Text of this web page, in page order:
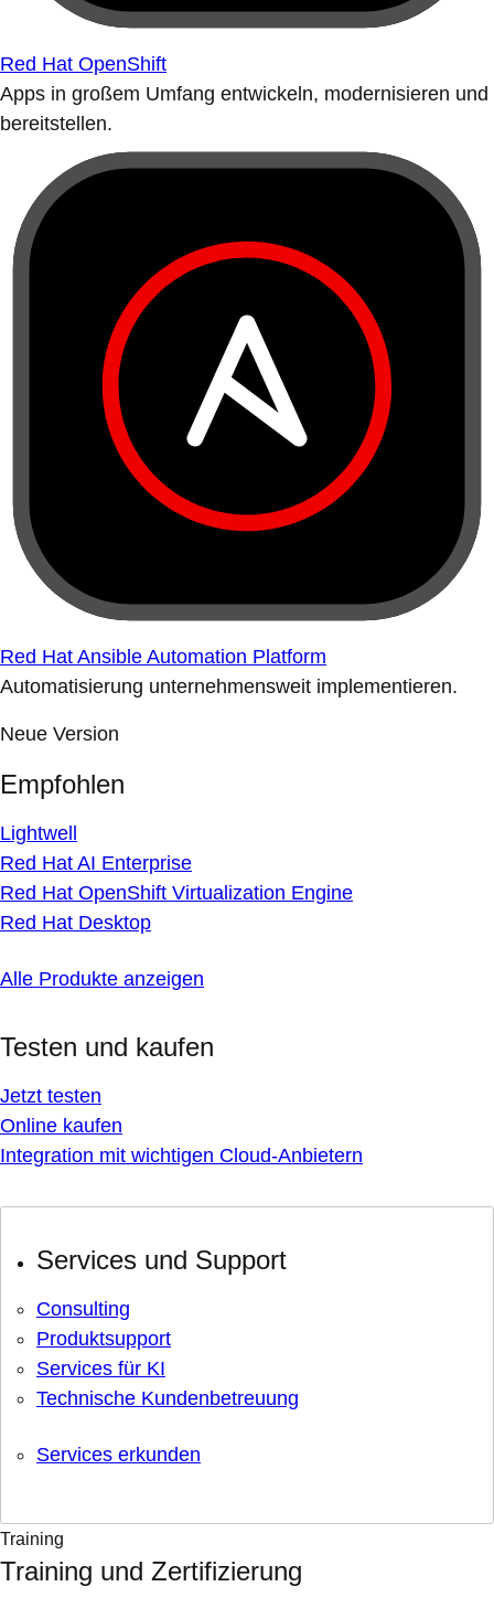
Red Hat OpenShift
Apps in großem Umfang entwickeln, modernisieren und
bereitstellen.
Red Hat Ansible Automation Platform
Automatisierung unternehmensweit implementieren.
Neue Version
Empfohlen
Lightwell
Red Hat AI Enterprise
Red Hat OpenShift Virtualization Engine
Red Hat Desktop
Alle Produkte anzeigen
Testen und kaufen
Jetzt testen
Online kaufen
Integration mit wichtigen Cloud-Anbietern
Services und Support
Consulting
Produktsupport
Services für KI
Technische Kundenbetreuung
Services erkunden
Training
Training und Zertifizierung